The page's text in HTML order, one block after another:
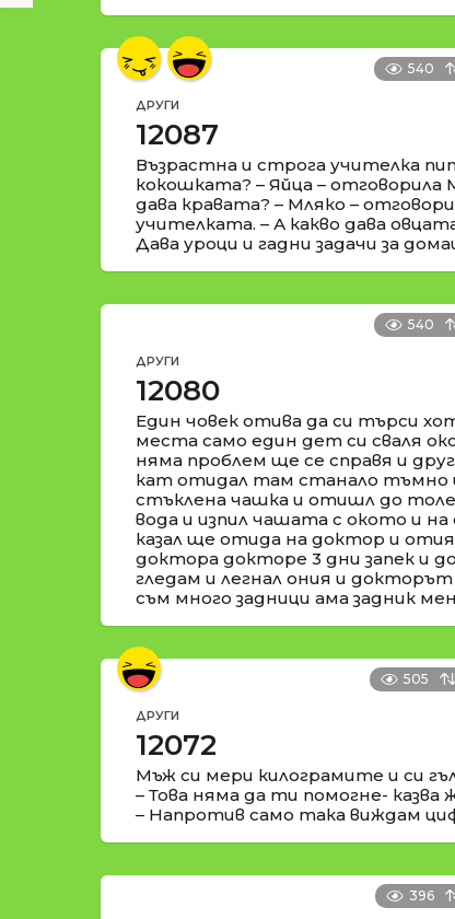
540
ДРУГИ
12087
Възрастна и строга учителка
кокошката? – Яйца – отговорила
дава кравата? – Мляко –
учителката. – А какво дава
Дава уроци и гадни задачи за
540
ДРУГИ
12080
Един човек отива да си търси
места само един дет си сваля
няма проблем ще се справя и
кат отидал там станало тъмно
стъклена чашка и отишл до
вода и изпил чашата с окото и на
казал ще отида на доктор и
доктора докторе 3 дни запек и
гледам и легнал ония и докторът
съм много задници ама задник
505
ДРУГИ
12072
Мъж си мери килограмите и си
– Това няма да ти помогне- казва
– Напротив само така виждам
396